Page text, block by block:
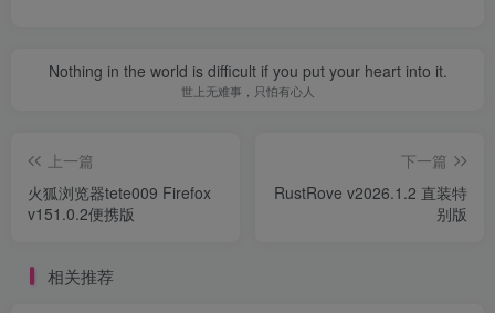
Nothing in the world is difficult if you put your heart into it.
世上无难事，只怕有心人
上一篇
火狐浏览器tete009 Firefox
v151.0.2便携版
下一篇
RustRove v2026.1.2 直装特
别版
相关推荐